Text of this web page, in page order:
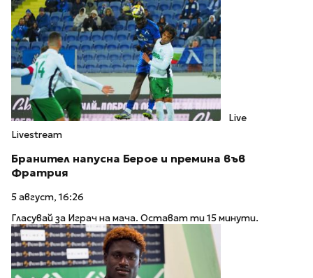
Live
Livestream
Бранител напусна Берое и премина във
Фратрия
5 август, 16:26
Гласувай за Играч на мача. Остават ти 15 минути.